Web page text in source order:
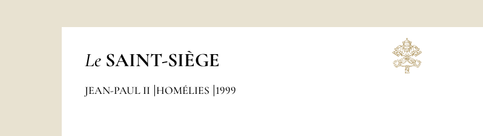
Le SAINT-SIÈGE
JEAN-PAUL II HOMÉLIES 1999